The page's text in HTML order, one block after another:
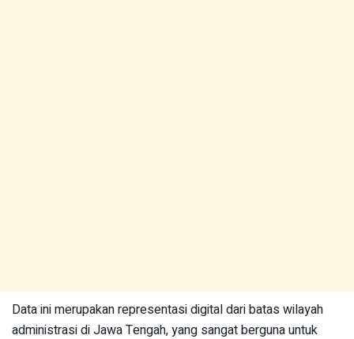
Data ini merupakan representasi digital dari batas wilayah
administrasi di Jawa Tengah, yang sangat berguna untuk